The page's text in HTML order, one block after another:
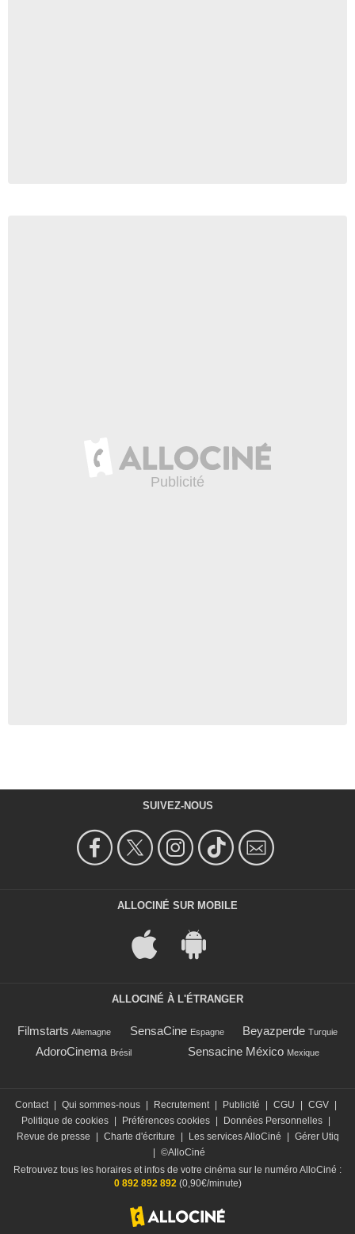
SUIVEZ-NOUS
ALLOCINÉ SUR MOBILE
ALLOCINÉ À L'ÉTRANGER
Filmstarts Allemagne SensaCine Espagne Beyazperde Turquie
AdoroCinema Brésil Sensacine México Mexique
Contact Qui sommes-nous Recrutement Publicité CGU CGV
Politique de cookies
Préférences cookies Données Personnelles
Revue de presse
Charte d'écriture Les services AlloCiné
Gérer Utiq
©AlloCiné
Retrouvez tous les horaires et infos de votre cinéma sur le numéro AlloCiné :
0 892 892 892(0,90€/minute)